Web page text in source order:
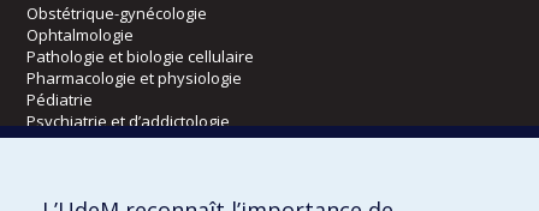
Obstétrique-gynécologie
Ophtalmologie
Pathologie et biologie cellulaire
Pharmacologie et physiologie
Pédiatrie
Psychiatrie et d’addictologie
Radiologie, radio-oncologie et médecine nucléaire